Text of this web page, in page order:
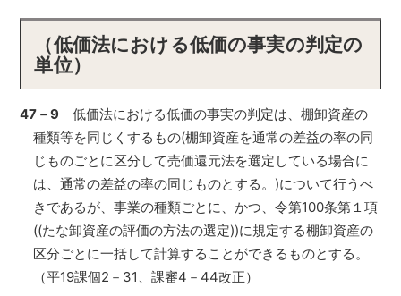
（低価法における低価の事実の判定の
単位）
47－9低価法における低価の事実の判定は、棚卸資産の
種類等を同じくするもの(棚卸資産を通常の差益の率の同
じものごとに区分して売価還元法を選定している場合に
は、通常の差益の率の同じものとする。)について行うべ
きであるが、事業の種類ごとに、かつ、令第100条第１項
((たな卸資産の評価の方法の選定))に規定する棚卸資産の
区分ごとに一括して計算することができるものとする。
（平19課個2－31、課審4－44改正）